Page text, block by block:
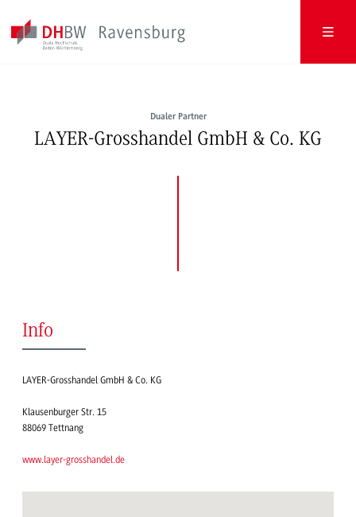
Dualer Partner
LAYER-Grosshandel GmbH & Co. KG
Info
LAYER-Grosshandel GmbH & Co. KG
Klausenburger Str. 15
88069 Tettnang
www.layer-grosshandel.de